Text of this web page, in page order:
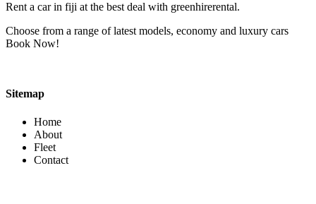
Rent a car in fiji at the best deal with greenhirerental.
Choose from a range of latest models, economy and luxury cars
Book Now!
Sitemap
Home
About
Fleet
Contact